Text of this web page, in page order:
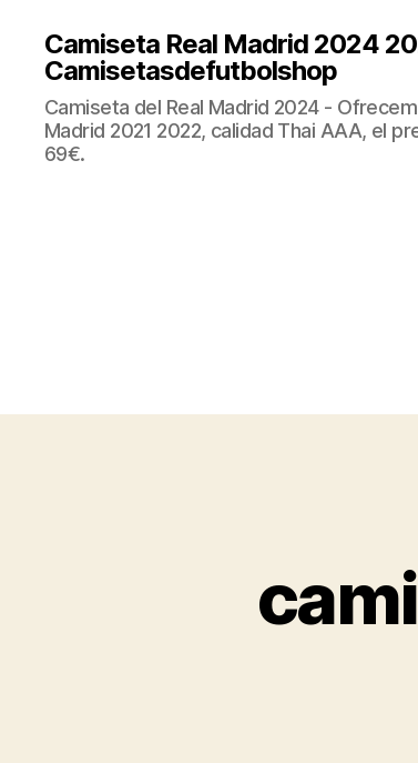
Camiseta Real Madrid 2024
Camisetasdefutbolshop
Camiseta del Real Madrid 2024 -
Madrid 2021 2022, calidad Thai AAA, el
69€.